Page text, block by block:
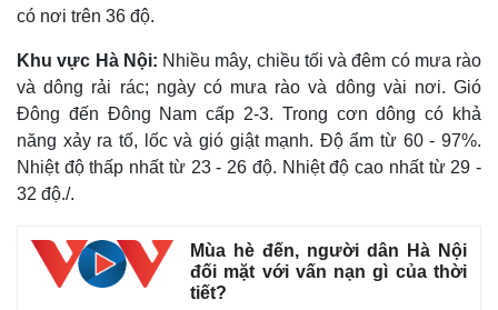
có nơi trên 36 độ.
Khu vực Hà Nội: Nhiều mây, chiều tối và đêm có mưa rào
và dông rải rác; ngày có mưa rào và dông vài nơi. Gió
Đông đến Đông Nam cấp 2-3. Trong cơn dông có khả
năng xảy ra tố, lốc và gió giật mạnh. Độ ẩm từ 60 - 97%.
Nhiệt độ thấp nhất từ 23 - 26 độ. Nhiệt độ cao nhất từ 29 -
32 độ./.
Mùa hè đến, người dân Hà Nội
đối mặt với vấn nạn gì của thời
tiết?